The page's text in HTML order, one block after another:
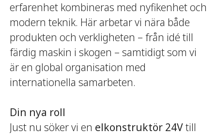
erfarenhet kombineras med nyfikenhet och
modern teknik. Här arbetar vi nära både
produkten och verkligheten – från idé till
färdig maskin i skogen – samtidigt som vi
är en global organisation med
internationella samarbeten.
Din nya roll
Just nu söker vi en elkonstruktör 24Vtill